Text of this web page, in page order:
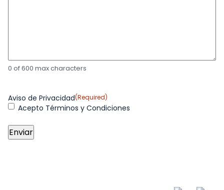
0 of 600 max characters
Aviso de Privacidad(Required)
Acepto Términos y Condiciones